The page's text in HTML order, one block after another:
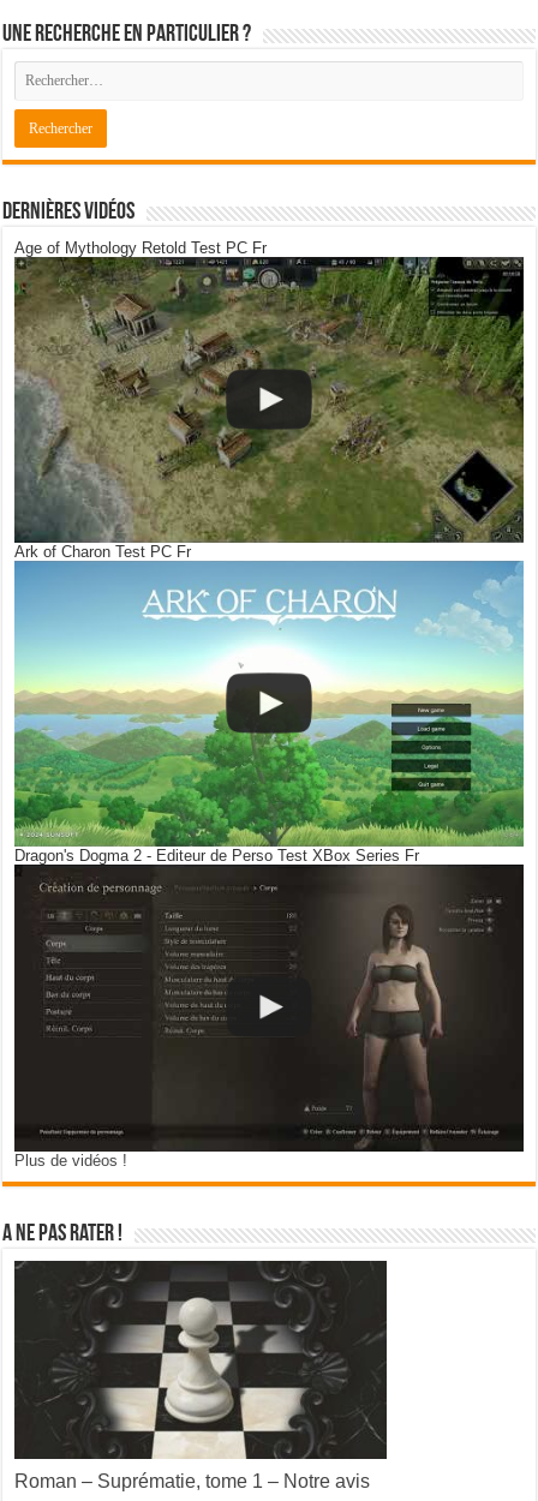
Une recherche en particulier ?
Dernières Vidéos
Age of Mythology Retold Test PC Fr
Ark of Charon Test PC Fr
Dragon's Dogma 2 - Editeur de Perso Test XBox Series Fr
Plus de vidéos !
A ne pas rater !
Roman – Suprématie, tome 1 – Notre avis